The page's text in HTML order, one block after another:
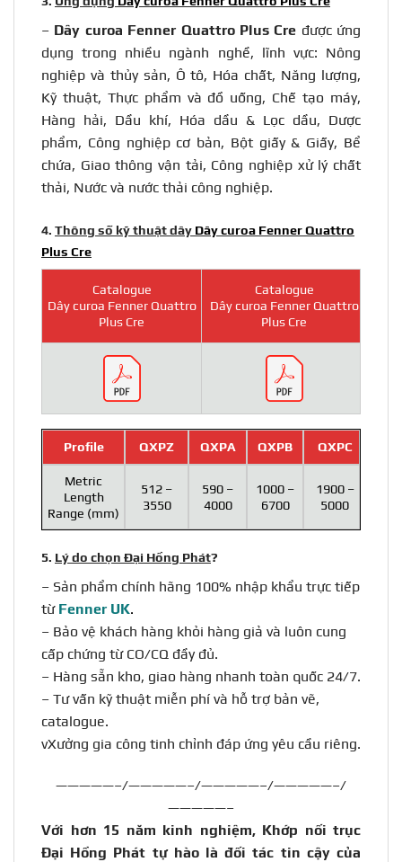
– Dây curoa Fenner Quattro Plus Cre được ứng
dụng trong nhiều ngành nghề, lĩnh vực: Nông
nghiệp và thủy sản, Ô tô, Hóa chất, Năng lượng,
Kỹ thuật, Thực phẩm và đồ uống, Chế tạo máy,
Hàng hải, Dầu khí, Hóa dầu & Lọc dầu, Dược
phẩm, Công nghiệp cơ bản, Bột giấy & Giấy, Bể
chứa, Giao thông vận tải, Công nghiệp xử lý chất
thải, Nước và nước thải công nghiệp.
4. Thông số kỹ thuậtdây Dây curoa Fenner Quattro
Plus Cre
Catalogue
Dây curoa Fenner Quattro
Plus Cre
Catalogue
Dây curoa Fenner Quattro
Plus Cre
Profile QXPZ QXPA QXPB QXPC
Metric
Length
Range (mm)
512 –
3550
590 –
4000
1000 –
6700
1900 –
5000
5. Lý do chọn Đại Hồng Phát?
– Sản phẩm chính hãng 100% nhập khẩu trực tiếp
từ Fenner UK.
– Bảo vệ khách hàng khỏi hàng giả và luôn cung
cấp chứng từ CO/CQ đầy đủ.
– Hàng sẵn kho, giao hàng nhanh toàn quốc 24/7.
– Tư vấn kỹ thuật miễn phí và hỗ trợ bản vẽ,
catalogue.
vXưởng gia công tinh chỉnh đáp ứng yêu cầu riêng.
—————–/—————–/—————–/—————–/
—————–
Với hơn 15 năm kinh nghiệm, Khớp nối trục
Đại Hồng Phát tự hào là đối tác tin cậy của